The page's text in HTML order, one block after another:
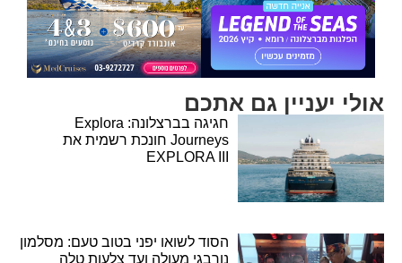
אולי יעניין גם אתכם
חגיגה בברצלונה: Explora
Journeys חונכת רשמית את
EXPLORA III
הסוד לשואו יפני בטוב טעם: מסלמון
נורבגי מעולה ועד צלעות טלה